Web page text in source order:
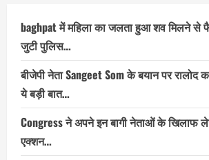
baghpat में महिला का जलता हुआ शव मिलने से
जुटी पुलिस…
बीजेपी नेता Sangeet Som के बयान पर रालोद
ये बड़ी बात…
Congress ने अपने इन बागी नेताओं के खिलाफ
एक्शन…